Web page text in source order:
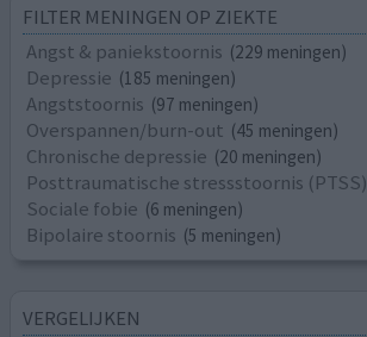
FILTER MENINGEN OP ZIEKTE
Angst & paniekstoornis (229 meningen)
Depressie (185 meningen)
Angststoornis (97 meningen)
Overspannen/burn-out (45 meningen)
Chronische depressie (20 meningen)
Posttraumatische stressstoornis (PTSS)
Sociale fobie (6 meningen)
Bipolaire stoornis (5 meningen)
VERGELIJKEN